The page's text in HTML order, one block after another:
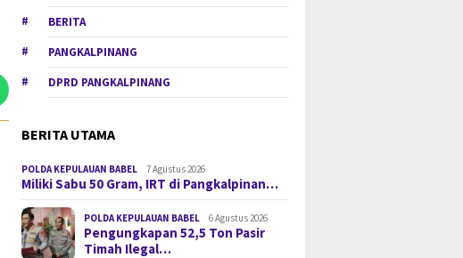
BERITA
PANGKALPINANG
DPRD PANGKALPINANG
BERITA UTAMA
POLDA KEPULAUAN BABEL 7 Agustus 2026
Miliki Sabu 50 Gram, IRT di Pangkalpinan…
POLDA KEPULAUAN BABEL 6 Agustus 2026
Pengungkapan 52,5 Ton Pasir
Timah Ilegal…